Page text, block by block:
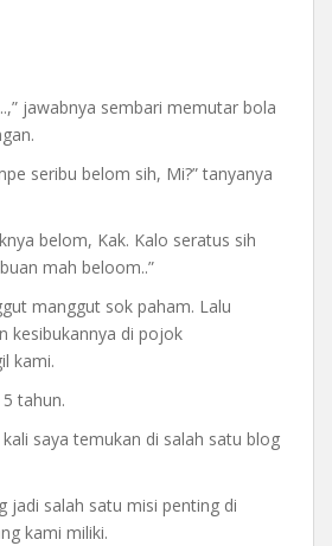
jawabnya sembari memutar bola
seribu belom sih, Mi?” tanyanya
belom, Kak. Kalo seratus sih
mah beloom..”
manggut sok paham. Lalu
kesibukannya di pojok
kami.
tahun.
saya temukan di salah satu blog
jadi salah satu misi penting di
kami miliki.